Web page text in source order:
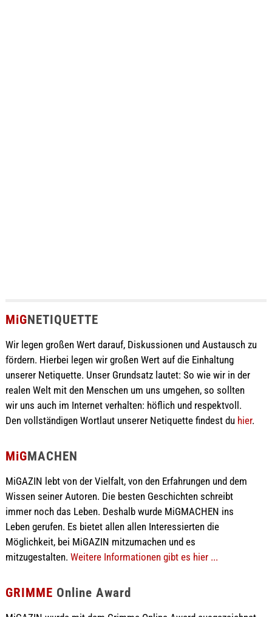
MiGNETIQUETTE
Wir legen großen Wert darauf, Diskussionen und Austausch zu
fördern. Hierbei legen wir großen Wert auf die Einhaltung
unserer Netiquette. Unser Grundsatz lautet: So wie wir in der
realen Welt mit den Menschen um uns umgehen, so sollten
wir uns auch im Internet verhalten: höflich und respektvoll.
Den vollständigen Wortlaut unserer Netiquette findest du hier.
MiGMACHEN
MiGAZIN lebt von der Vielfalt, von den Erfahrungen und dem
Wissen seiner Autoren. Die besten Geschichten schreibt
immer noch das Leben. Deshalb wurde MiGMACHEN ins
Leben gerufen. Es bietet allen allen Interessierten die
Möglichkeit, bei MiGAZIN mitzumachen und es
mitzugestalten. Weitere Informationen gibt es hier ...
GRIMME Online Award